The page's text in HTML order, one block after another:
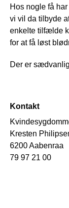
Hos nogle få
vi vil da tilbyde
enkelte tilfælde
for at få løst
Der er
Kontakt
Kresten
6200 Aabenraa
79 97 21 00